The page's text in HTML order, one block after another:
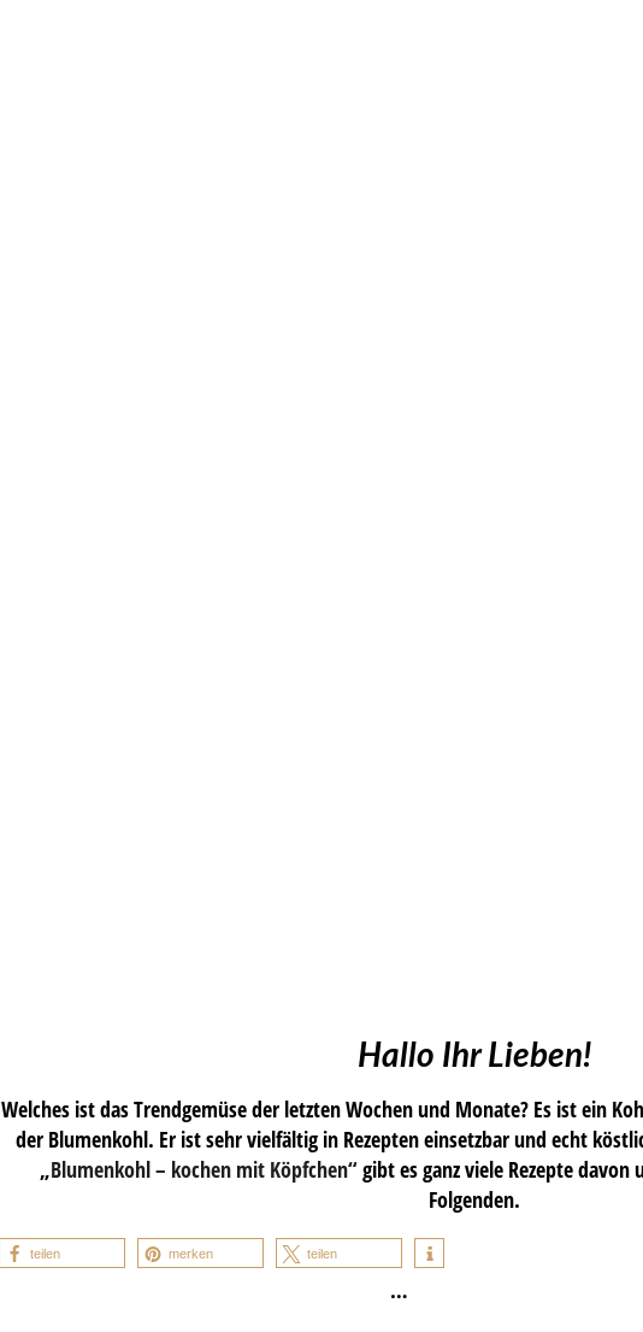
Hallo Ihr Lieben!
Welches ist das Trendgemüse der letzten Wochen und Monate? Es ist ein
der Blumenkohl. Er ist sehr vielfältig in Rezepten einsetzbar und echt
„Blumenkohl – kochen mit Köpfchen“gibt es ganz viele Rezepte
Folgenden.
teilen merken teilen
…